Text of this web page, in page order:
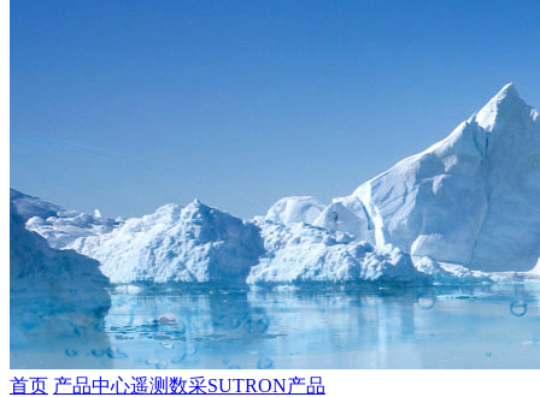
首页 产品中心遥测数采SUTRON产品